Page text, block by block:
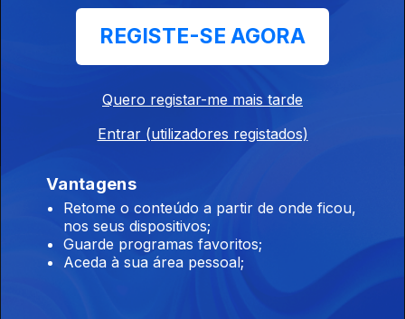
| Cabo Verde
Instale a aplicação RTP Play
REGISTE-SE AGORA
Quero registar-me mais tarde
Entrar (utilizadores registados)
Vantagens
Retome o conteúdo a partir de onde ficou,
nos seus dispositivos;
Guarde programas favoritos;
Aceda à sua área pessoal;